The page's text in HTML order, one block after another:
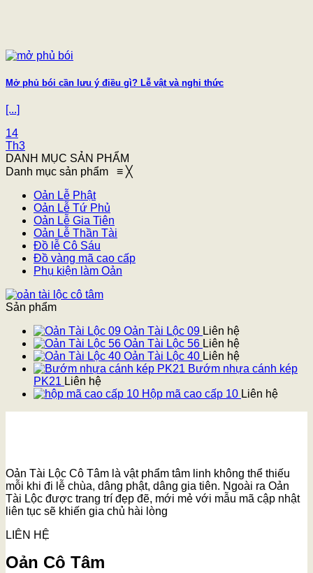
Mở phủ bói cần lưu ý điều gì? Lễ vật và nghi thức
[...]
14
Th3
DANH MỤC SẢN PHẨM
Danh mục sản phẩm ≡ ╳
Oản Lễ Phật
Oản Lễ Tứ Phủ
Oản Lễ Gia Tiên
Oản Lễ Thần Tài
Đồ lễ Cô Sáu
Đồ vàng mã cao cấp
Phụ kiện làm Oản
Sản phẩm
Oản Tài Lộc 09 Liên hệ
Oản Tài Lộc 56 Liên hệ
Oản Tài Lộc 40 Liên hệ
Bướm nhựa cánh kép
PK21 Liên hệ
Hộp mã cao cấp 10 Liên hệ
Oản Tài Lộc Cô Tâm là vật phẩm tâm linh không thể thiếu
mỗi khi đi lễ chùa, dâng phật, dâng gia tiên. Ngoài ra Oản
Tài Lộc được trang trí đẹp đẽ, mới mẻ với mẫu mã cập nhật
liên tục sẽ khiến gia chủ hài lòng
LIÊN HỆ
Oản Cô Tâm